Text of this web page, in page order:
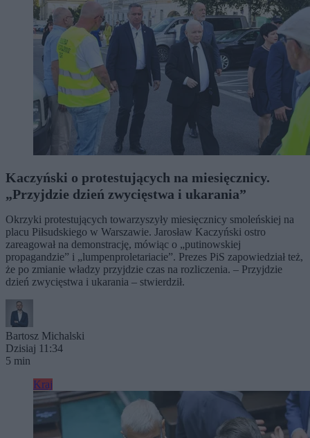
Kaczyński o protestujących na miesięcznicy.
„Przyjdzie dzień zwycięstwa i ukarania”
Okrzyki protestujących towarzyszyły miesięcznicy smoleńskiej na
placu Piłsudskiego w Warszawie. Jarosław Kaczyński ostro
zareagował na demonstrację, mówiąc o „putinowskiej
propagandzie” i „lumpenproletariacie”. Prezes PiS zapowiedział też,
że po zmianie władzy przyjdzie czas na rozliczenia. – Przyjdzie
dzień zwycięstwa i ukarania – stwierdził.
Bartosz Michalski
Dzisiaj 11:34
5 min
Kraj